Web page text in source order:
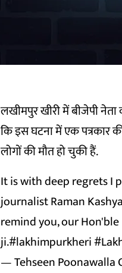
लखीमपुर खीरी में बीजेपी
कि इस घटना में एक पत्रकार
लोगों की मौत हो चुकी हैं.
It is with deep regrets I
journalist Raman
remind you, our
ji.#lakhimpurkheri
— Tehseen